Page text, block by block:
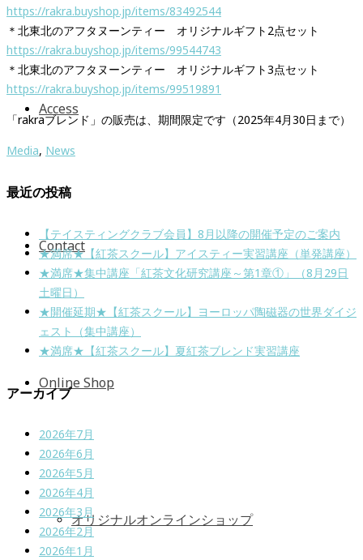
Access
Contact
Online Shop
オリジナルオンラインショップ
https://rakra.buyshop.jp/items/83492544
＊北東北のアフタヌーンティー オリジナルギフト2点セット
https://rakra.buyshop.jp/items/99544743
＊北東北のアフタヌーンティー オリジナルギフト3点セット
https://rakra.buyshop.jp/items/99519891
「rakraブレンド」の販売は、期間限定です（2025年4月30日まで）
Media, News
最近の投稿
【テイスティングクラブ会員】8月以降の開催予定のご案内
★満席★【紅茶スクール】アイスティー実習講座（単発講座）
★満席★集中講座「紅茶文化研究講座～第1章①」（8月29日
土曜日）
★開催延期★【紅茶スクール】ヨーロッパ陶磁器の世界ダイジ
ェスト（集中講座）
★満席★【紅茶スクール】夏紅茶ブレンド実習講座
アーカイブ
2026年7月
2026年6月
2026年5月
2026年4月
2026年3月
2026年2月
2026年1月